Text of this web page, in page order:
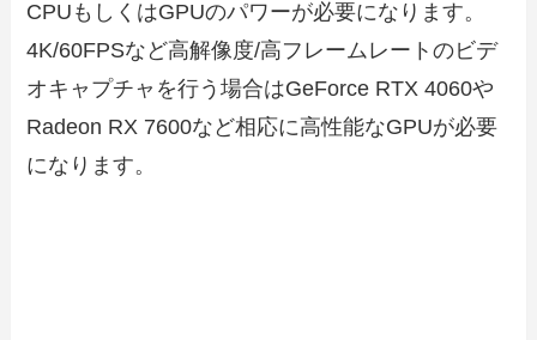
CPUもしくはGPUのパワーが必要になります。
4K/60FPSなど高解像度/高フレームレートのビデ
オキャプチャを行う場合はGeForce RTX 4060や
Radeon RX 7600など相応に高性能なGPUが必要
になります。